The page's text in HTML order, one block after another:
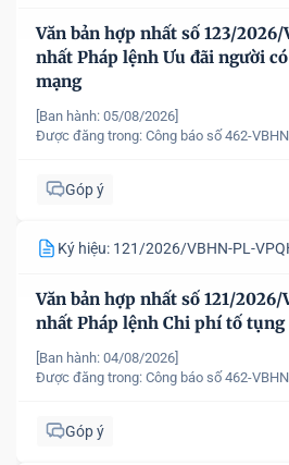
Văn bản hợp nhất số 123/
nhất Pháp lệnh Ưu đãi người
mạng
[Ban hành: 05/08/2026]
Được đăng trong: Công báo số 462-
Góp ý
Ký hiệu: 121/2026/VBHN-PL-
Văn bản hợp nhất số 121/
nhất Pháp lệnh Chi phí tố tụng
[Ban hành: 04/08/2026]
Được đăng trong: Công báo số 462-
Góp ý